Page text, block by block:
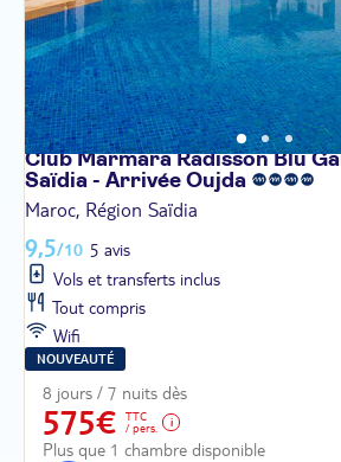
Club Marmara Radisson Blu
Saïdia - Arrivée Oujda
Maroc, Région Saïdia
9,5/10 5 avis
Vols et transferts inclus
Tout compris
Wifi
NOUVEAUTÉ
8 jours / 7 nuits dès
575€
TTC
/ pers.
Plus que 1 chambre disponible